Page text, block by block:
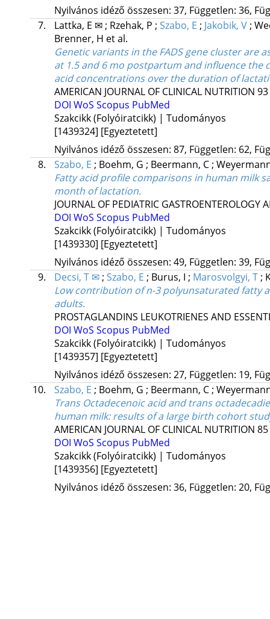
Nyilvános idéző összesen: 37, Független: 36,
7.
Lattka, E ✉ ; Rzehak, P ; Szabo, E ; Jakobik, V ;
Brenner, H et al.
Genetic variants in the FADS gene cluster
at 1.5 and 6 mo postpartum and influence the
acid concentrations over the duration of
AMERICAN JOURNAL OF CLINICAL NUTRITION 93
DOI WoS Scopus PubMed
Szakcikk (Folyóiratcikk) | Tudományos
[1439324] [Egyeztetett]
Nyilvános idéző összesen: 87, Független: 62,
8.
Szabo, E ; Boehm, G ; Beermann, C ;
Fatty acid profile comparisons in human milk
month of lactation.
JOURNAL OF PEDIATRIC GASTROENTEROLOGY
DOI WoS Scopus PubMed
Szakcikk (Folyóiratcikk) | Tudományos
[1439330] [Egyeztetett]
Nyilvános idéző összesen: 49, Független: 39,
9.
Decsi, T ✉ ; Szabo, E ; Burus, I ; Marosvolgyi, T ;
Low contribution of n-3 polyunsaturated fatty
adults.
PROSTAGLANDINS LEUKOTRIENES AND
DOI WoS Scopus PubMed
Szakcikk (Folyóiratcikk) | Tudományos
[1439357] [Egyeztetett]
Nyilvános idéző összesen: 27, Független: 19,
10.
Szabo, E ; Boehm, G ; Beermann, C ;
Trans Octadecenoic acid and trans
human milk: results of a large birth cohort
AMERICAN JOURNAL OF CLINICAL NUTRITION 85
DOI WoS Scopus PubMed
Szakcikk (Folyóiratcikk) | Tudományos
[1439356] [Egyeztetett]
Nyilvános idéző összesen: 36, Független: 20,